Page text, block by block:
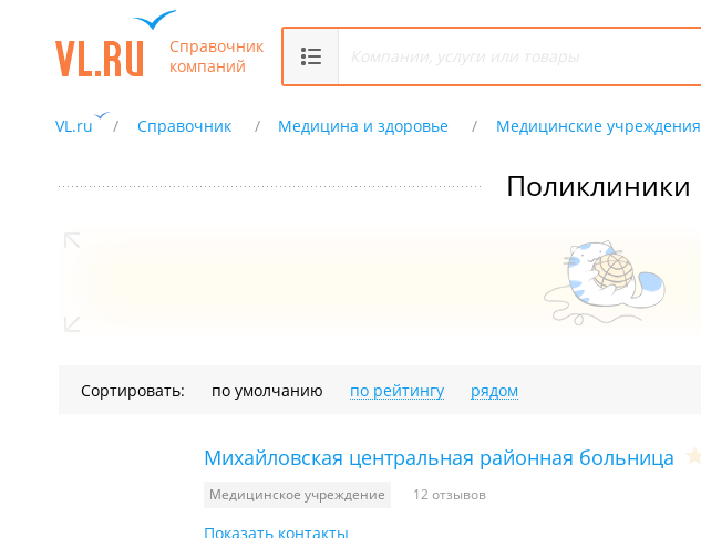
Справочник
компаний
VL.ru Справочник Медицина и здоровье Медицинские учреждения
Поликлиники
Сортировать: по умолчанию по рейтингу рядом
Михайловская центральная районная больница
Медицинское учреждение 12 отзывов
Показать контакты